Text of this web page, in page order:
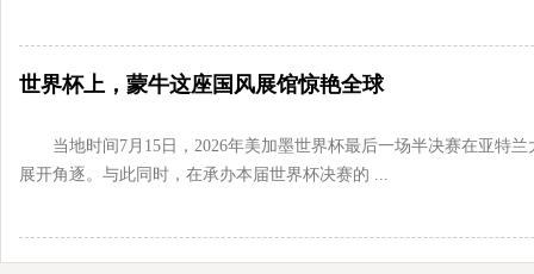
世界杯上，蒙牛这座国风展馆惊艳全球
当地时间7月15日，2026年美加墨世界杯最后一场半决赛在亚特兰
展开角逐。与此同时，在承办本届世界杯决赛的 ...